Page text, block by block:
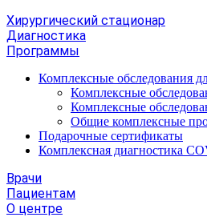
Хирургический стационар
Диагностика
Программы
Комплексные обследования
Комплексные
Комплексные
Общие комплексные
Подарочные сертификаты
Комплексная диагностика
Врачи
Пациентам
О центре